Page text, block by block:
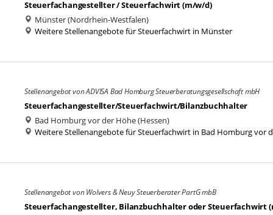
Steuerfachangestellter / Steuerfachwirt (m/w/d)
Münster (Nordrhein-Westfalen)
Weitere Stellenangebote für Steuerfachwirt in Münster
Stellenangebot von ADVISA Bad Homburg Steuerberatungsgesellschaft mbH
Steuerfachangestellter/Steuerfachwirt/Bilanzbuchhalter
Bad Homburg vor der Höhe (Hessen)
Weitere Stellenangebote für Steuerfachwirt in Bad Homburg vor
Stellenangebot von Wolvers & Neuy Steuerberater PartG mbB
Steuerfachangestellter, Bilanzbuchhalter oder Steuerfachwirt